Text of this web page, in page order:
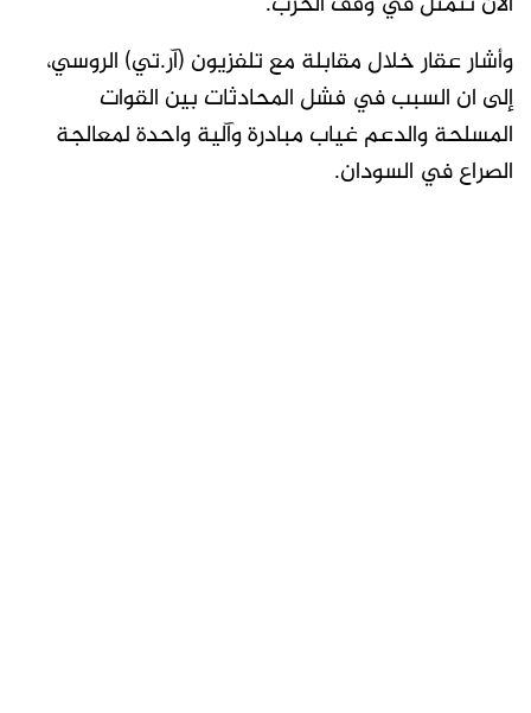
وأشار عقار خلال مقابلة مع تلفزيون (آر.تي) الروسي،
إلى ان السبب في فشل المحادثات بين القوات
المسلحة والدعم غياب مبادرة وآلية واحدة لمعالجة
الصراع في السودان.